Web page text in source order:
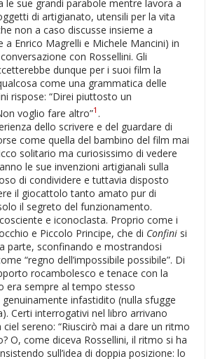
le sue grandi parabole mentre lavora a
di artigianato, utensili per la vita
non a caso discusse insieme a
a Enrico Magrelli e Michele Mancini) in
con Rossellini. Gli
dunque per i suoi film la
come una grammatica delle
rispose: “Direi piuttosto un
voglio fare altro”1 .
dello scrivere e del guardare di
come quella del bambino del film mai
solitario ma curiosissimo di vedere
le sue invenzioni artigianali sulla
di condividere e tuttavia disposto
il giocattolo tanto amato pur di
il segreto del funzionamento.
e iconoclasta. Proprio come i
e Piccolo Principe, che di Confini si
parte, sconfinando e mostrandosi
“regno dell’impossibile possibile”. Di
rocambolesco e tenace con la
era sempre al tempo stesso
infastidito (nulla sfugge
Certi interrogativi nel libro arrivano
sereno: “Riuscirò mai a dare un ritmo
O, come diceva Rossellini, il ritmo si ha
sull’idea di doppia posizione: lo